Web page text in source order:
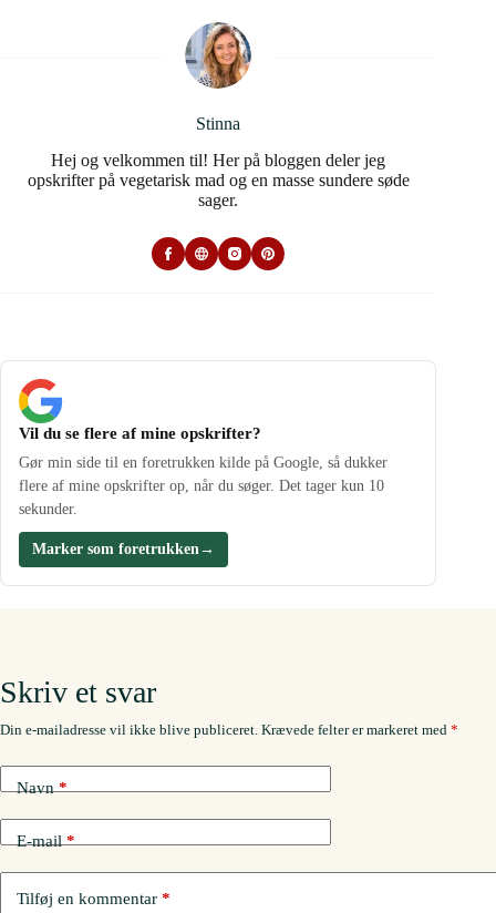
Stinna
Hej og velkommen til! Her på bloggen deler jeg
opskrifter på vegetarisk mad og en masse sundere søde
sager.
Vil du se flere af mine opskrifter?
Gør min side til en foretrukken kilde på Google, så dukker
flere af mine opskrifter op, når du søger. Det tager kun 10
sekunder.
Marker som foretrukken →
Skriv et svar
Din e-mailadresse vil ikke blive publiceret. Krævede felter er markeret med *
Navn*
E-mail*
Tilføj en kommentar *